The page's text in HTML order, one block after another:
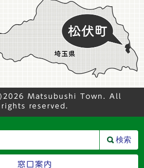
Matsubushi Town. All
rights reserved.
検索
窓口案内